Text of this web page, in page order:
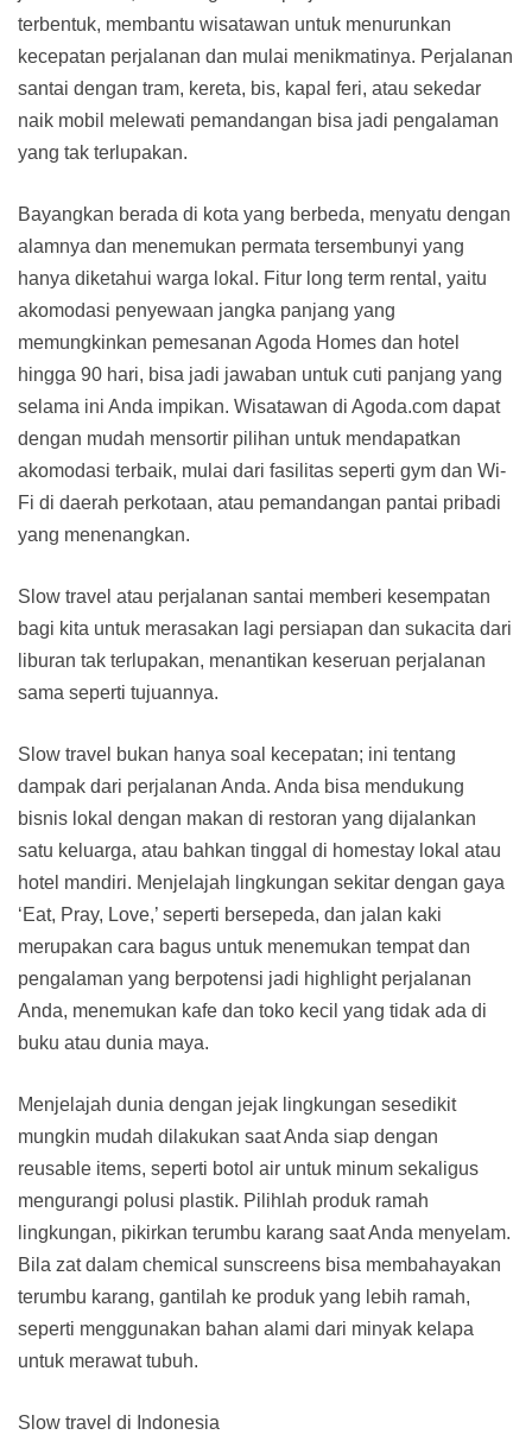
terbentuk, membantu wisatawan untuk menurunkan
kecepatan perjalanan dan mulai menikmatinya. Perjalanan
santai dengan tram, kereta, bis, kapal feri, atau sekedar
naik mobil melewati pemandangan bisa jadi pengalaman
yang tak terlupakan.
Bayangkan berada di kota yang berbeda, menyatu dengan
alamnya dan menemukan permata tersembunyi yang
hanya diketahui warga lokal. Fitur long term rental, yaitu
akomodasi penyewaan jangka panjang yang
memungkinkan pemesanan Agoda Homes dan hotel
hingga 90 hari, bisa jadi jawaban untuk cuti panjang yang
selama ini Anda impikan. Wisatawan di Agoda.com dapat
dengan mudah mensortir pilihan untuk mendapatkan
akomodasi terbaik, mulai dari fasilitas seperti gym dan Wi-
Fi di daerah perkotaan, atau pemandangan pantai pribadi
yang menenangkan.
Slow travel atau perjalanan santai memberi kesempatan
bagi kita untuk merasakan lagi persiapan dan sukacita dari
liburan tak terlupakan, menantikan keseruan perjalanan
sama seperti tujuannya.
Slow travel bukan hanya soal kecepatan; ini tentang
dampak dari perjalanan Anda. Anda bisa mendukung
bisnis lokal dengan makan di restoran yang dijalankan
satu keluarga, atau bahkan tinggal di homestay lokal atau
hotel mandiri. Menjelajah lingkungan sekitar dengan gaya
‘Eat, Pray, Love,’ seperti bersepeda, dan jalan kaki
merupakan cara bagus untuk menemukan tempat dan
pengalaman yang berpotensi jadi highlight perjalanan
Anda, menemukan kafe dan toko kecil yang tidak ada di
buku atau dunia maya.
Menjelajah dunia dengan jejak lingkungan sesedikit
mungkin mudah dilakukan saat Anda siap dengan
reusable items, seperti botol air untuk minum sekaligus
mengurangi polusi plastik. Pilihlah produk ramah
lingkungan, pikirkan terumbu karang saat Anda menyelam.
Bila zat dalam chemical sunscreens bisa membahayakan
terumbu karang, gantilah ke produk yang lebih ramah,
seperti menggunakan bahan alami dari minyak kelapa
untuk merawat tubuh.
Slow travel di Indonesia